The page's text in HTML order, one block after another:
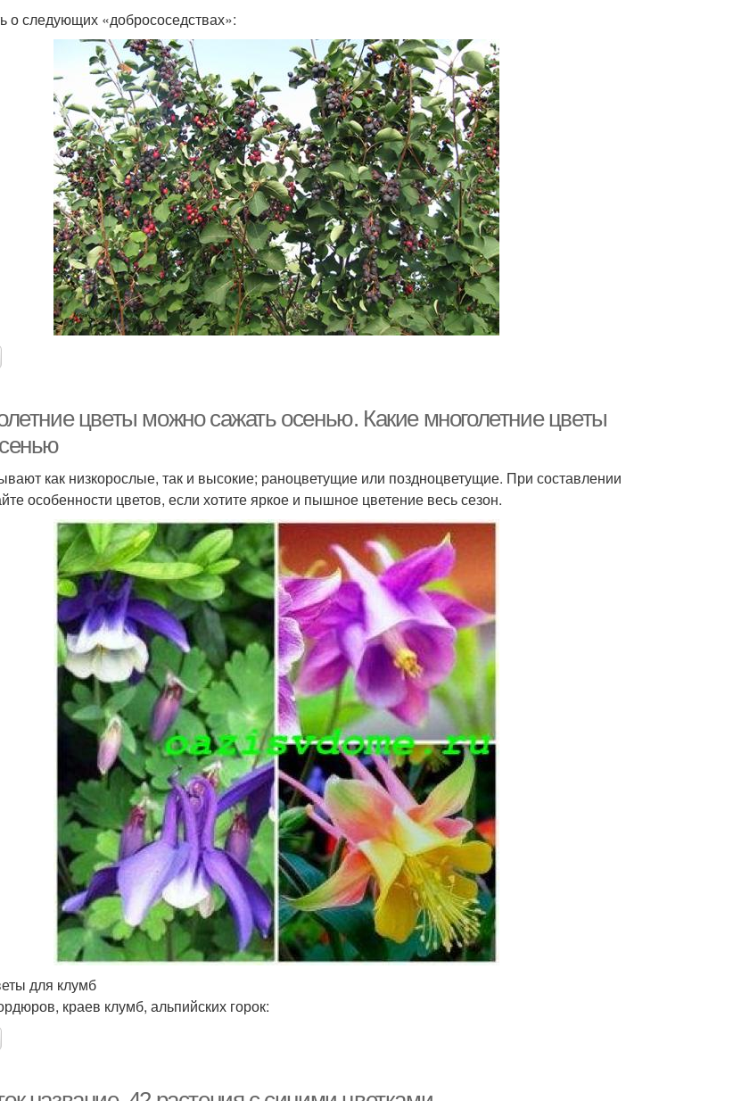
о следующих «добрососедствах»:
цветы можно сажать осенью. Какие многолетние цветы
как низкорослые, так и высокие; раноцветущие или поздноцветущие. При составлении
особенности цветов, если хотите яркое и пышное цветение весь сезон.
для клумб
краев клумб, альпийских горок: